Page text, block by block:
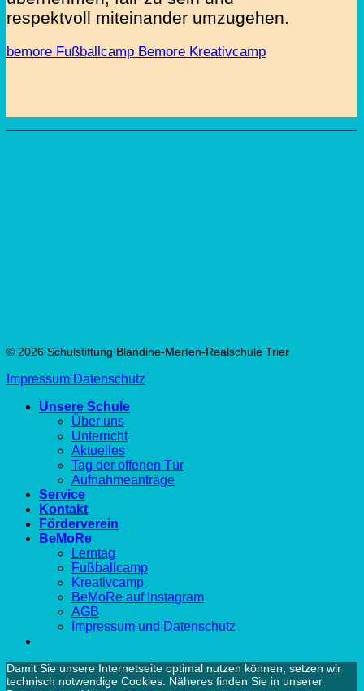
respektvoll miteinander umzugehen.
bemore Fußballcamp Bemore Kreativcamp
© 2026 Schulstiftung Blandine-Merten-Realschule Trier
Impressum Datenschutz
Unsere Schule
Über uns
Unterricht
Aktuelles
Tag der offenen Tür
Aufnahmeanträge
Service
Kontakt
Förderverein
BeMoRe
Lerntag
Fußballcamp
Kreativcamp
BeMoRe auf Instagram
AGB
Impressum und Datenschutz
Damit Sie unsere Internetseite optimal nutzen können, setzen wir
technisch notwendige Cookies. Näheres finden Sie in unserer